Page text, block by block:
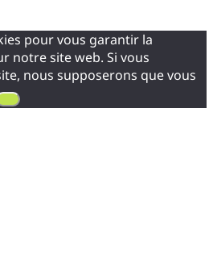
pour vous garantir la
notre site web. Si vous
nous supposerons que vous